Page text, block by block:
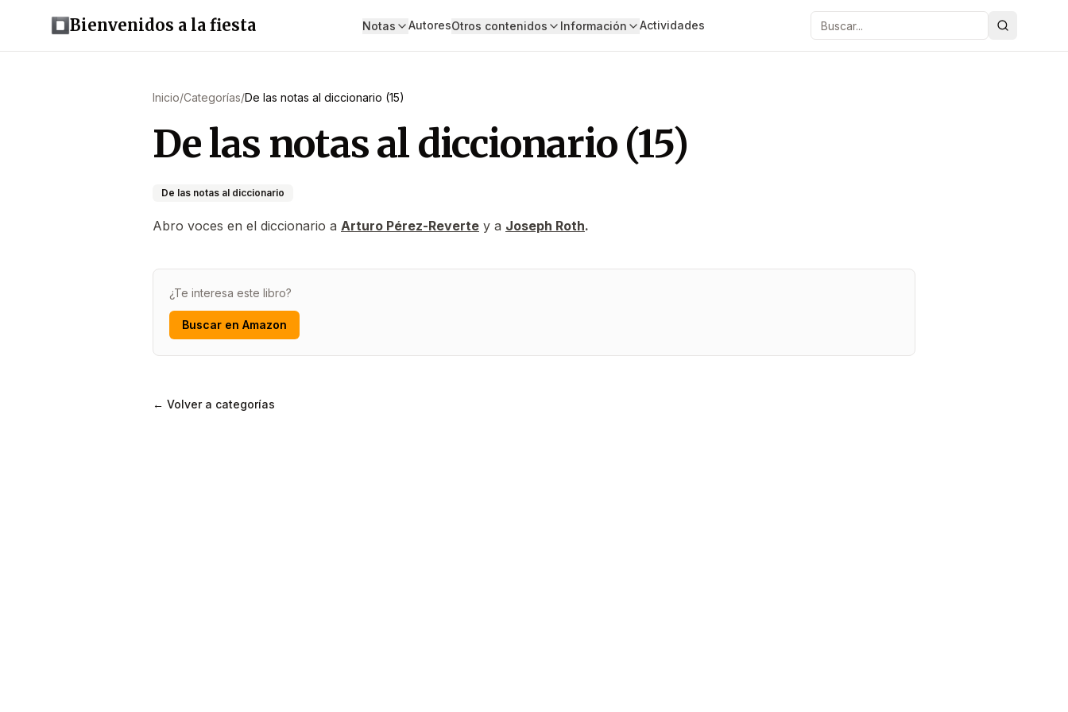
Bienvenidos a la fiesta Notas AutoresOtros contenidos Información Actividades Buscar
Inicio/Categorías/De las notas al diccionario (15)
De las notas al diccionario (15)
De las notas al diccionario
Abro voces en el diccionario a Arturo Pérez-Reverte y a Joseph Roth.
¿Te interesa este libro?
Buscar en Amazon
← Volver a categorías